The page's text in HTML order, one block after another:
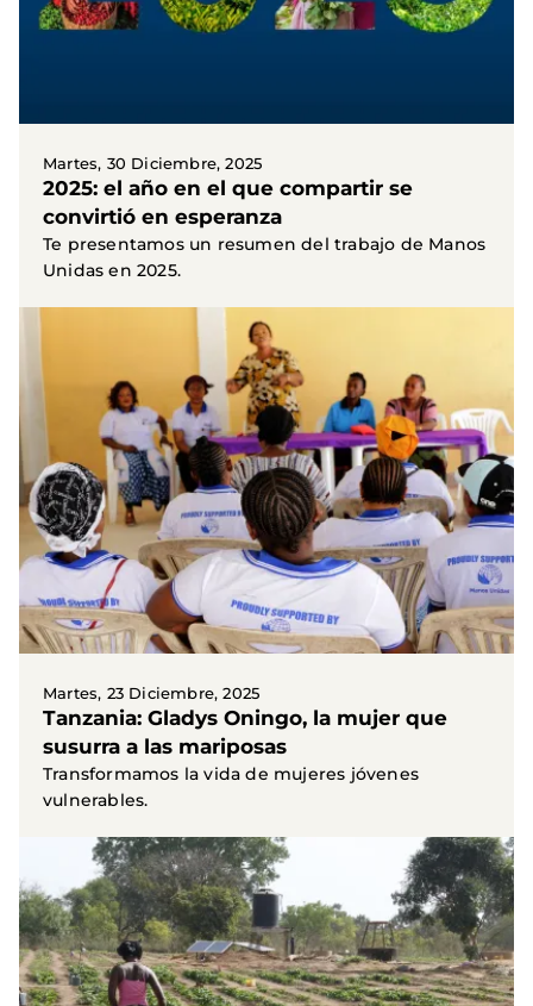
Martes, 30 Diciembre, 2025
2025: el año en el que compartir se
convirtió en esperanza
Te presentamos un resumen del trabajo de Manos
Unidas en 2025.
Martes, 23 Diciembre, 2025
Tanzania: Gladys Oningo, la mujer que
susurra a las mariposas
Transformamos la vida de mujeres jóvenes
vulnerables.